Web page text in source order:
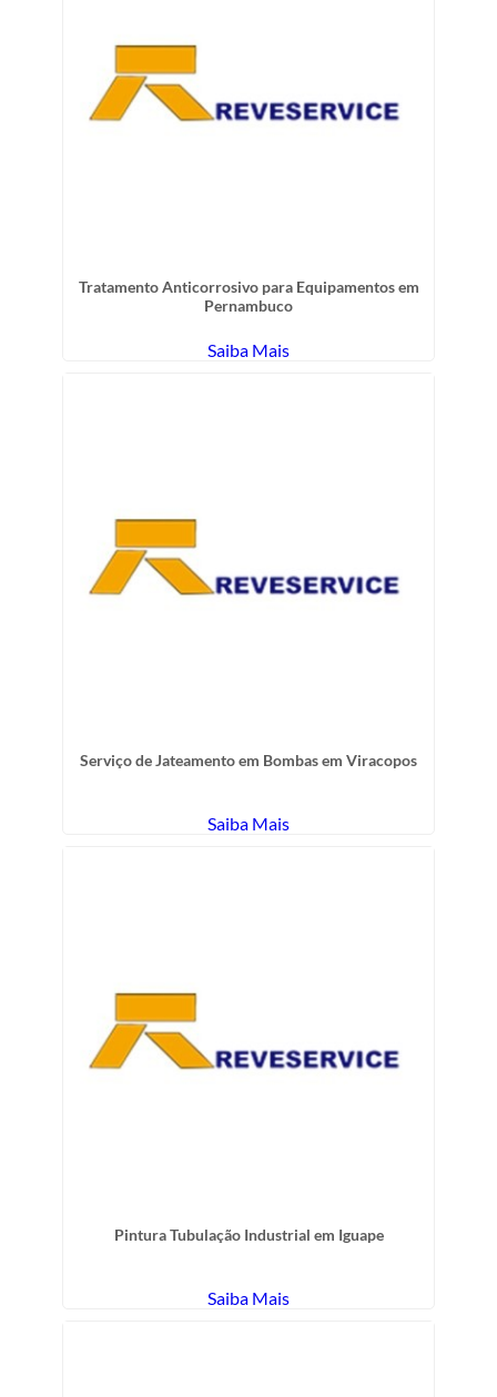
Tratamento Anticorrosivo para Equipamentos em
Pernambuco
Saiba Mais
Serviço de Jateamento em Bombas em Viracopos
Saiba Mais
Pintura Tubulação Industrial em Iguape
Saiba Mais